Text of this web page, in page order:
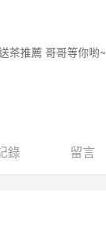
茶推薦 哥哥等你喲~
錄 留言